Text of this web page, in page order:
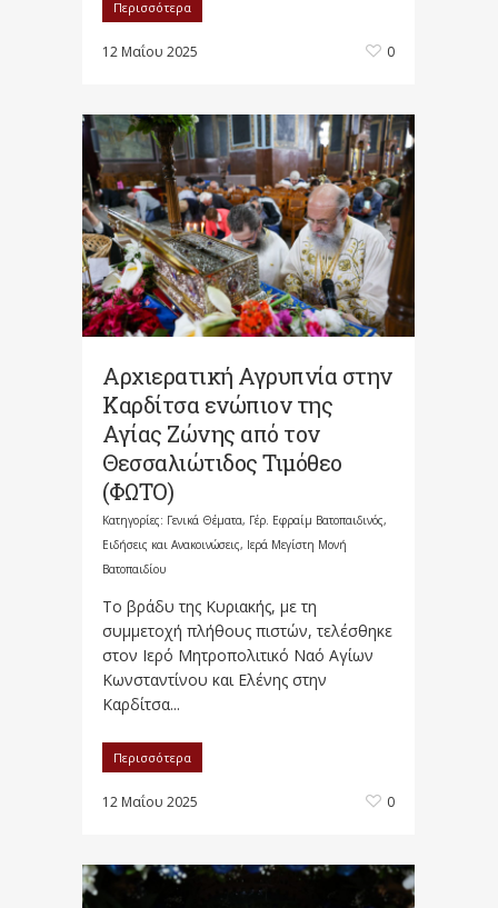
Περισσότερα
12 Μαΐου 2025 0
Αρχιερατική Αγρυπνία στην
Καρδίτσα ενώπιον της
Αγίας Ζώνης από τον
Θεσσαλιώτιδος Τιμόθεο
(ΦΩΤΟ)
Κατηγορίες: Γενικά Θέματα, Γέρ. Εφραίμ Βατοπαιδινός,
Ειδήσεις και Ανακοινώσεις, Ιερά Μεγίστη Μονή
Βατοπαιδίου
Το βράδυ της Κυριακής, με τη
συμμετοχή πλήθους πιστών, τελέσθηκε
στον Ιερό Μητροπολιτικό Ναό Αγίων
Κωνσταντίνου και Ελένης στην
Καρδίτσα...
Περισσότερα
12 Μαΐου 2025 0